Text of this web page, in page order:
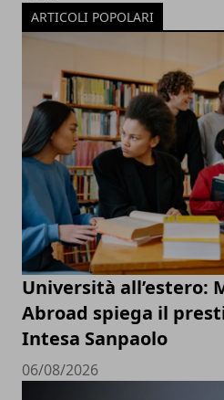
ARTICOLI POPOLARI
Università all’estero:
Abroad spiega il
Intesa Sanpaolo
06/08/2026